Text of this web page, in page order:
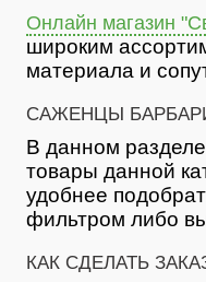
Онлайн магазин
широким
материала и
САЖЕНЦЫ
В данном
товары данной
удобнее
фильтром либо
КАК СДЕЛАТЬ